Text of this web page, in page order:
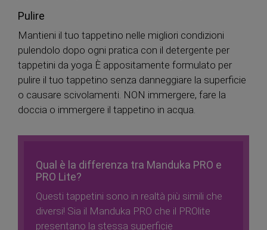
Pulire
Mantieni il tuo tappetino nelle migliori condizioni
pulendolo dopo ogni pratica con il detergente per
tappetini da yoga È appositamente formulato per
pulire il tuo tappetino senza danneggiare la superficie
o causare scivolamenti. NON immergere, fare la
doccia o immergere il tappetino in acqua.
Qual è la differenza tra Manduka PRO e
PRO Lite?
Questi tappetini sono in realtà più simili che
diversi! Sia il Manduka PRO che il PROlite
presentano la stessa superficie